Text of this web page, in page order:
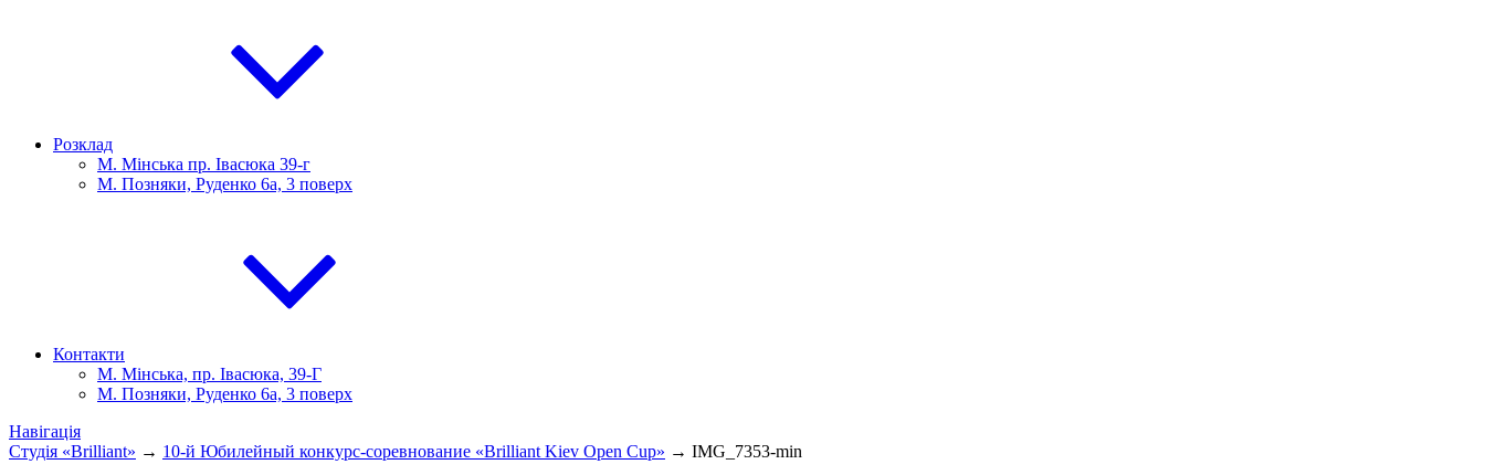
Розклад
М. Мінська пр. Івасюка 39-г
М. Позняки, Руденко 6а, 3 поверх
Контакти
М. Мінська, пр. Івасюка, 39-Г
М. Позняки, Руденко 6а, 3 поверх
Навігація
Студія «Brilliant» → 10-й Юбилейный конкурс-соревнование «Brilliant Kiev Open Cup» → IMG_7353-min